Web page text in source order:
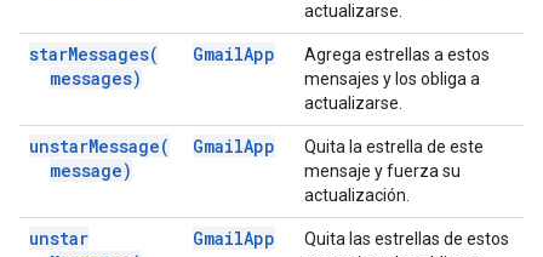
actualizarse.
starMessages(
messages)
GmailApp
Agrega estrellas a estos
mensajes y los obliga a
actualizarse.
unstarMessage(
message)
GmailApp
Quita la estrella de este
mensaje y fuerza su
actualización.
unstar
GmailApp
Quita las estrellas de estos